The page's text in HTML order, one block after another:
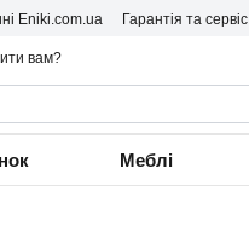
Eniki.com.ua Гарантія та сервіс
вам?
Меблі